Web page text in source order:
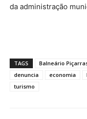
da administração
TAGS Balneário
denuncia
economia
turismo